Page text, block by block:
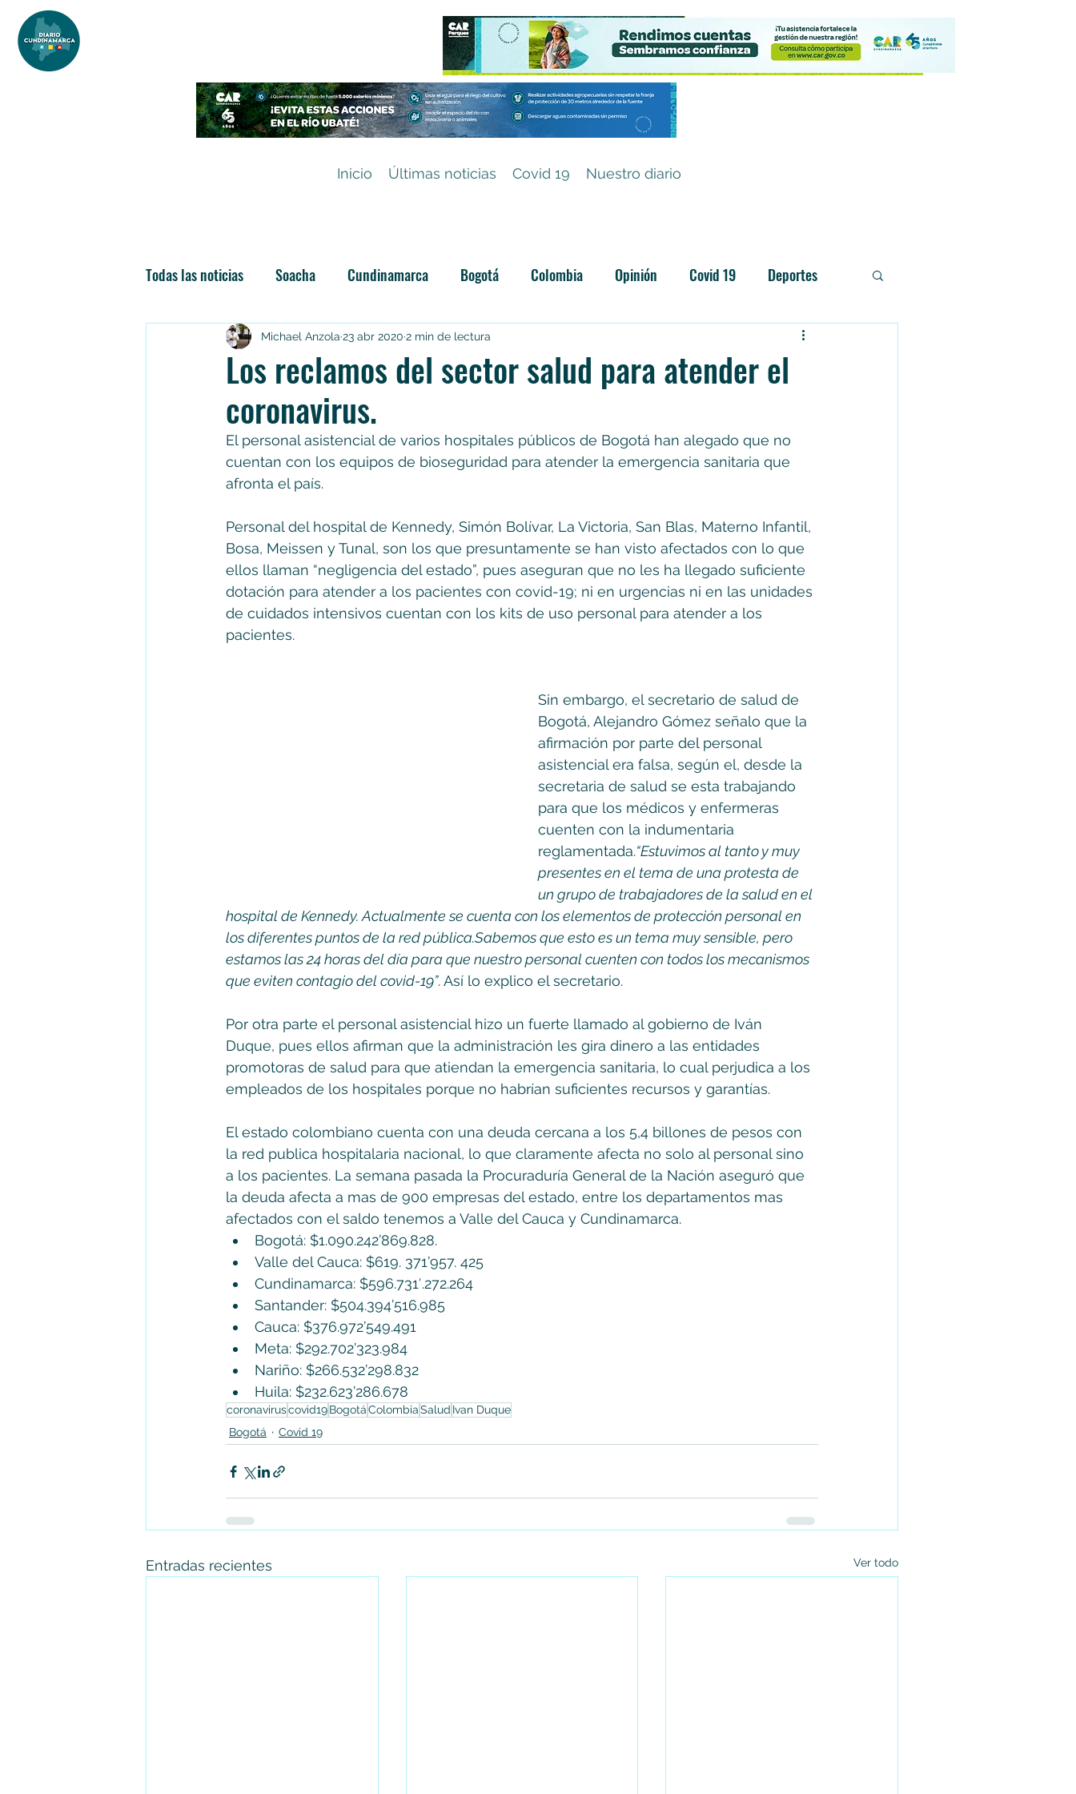
Inicio Últimas noticias Covid 19 Nuestro diario
Todas las noticias Soacha Cundinamarca Bogotá Colombia Opinión Covid 19 Deportes
Las nuevas soachunidades Categoría sin título
Los reclamos del sector salud para atender el
coronavirus.
Michael Anzola 23 abr 2020 2 min de lectura
El personal asistencial de varios hospitales públicos de Bogotá han alegado que no
cuentan con los equipos de bioseguridad para atender la emergencia sanitaria que
afronta el país.
Personal del hospital de Kennedy, Simón Bolívar, La Victoria, San Blas, Materno Infantil,
Bosa, Meissen y Tunal, son los que presuntamente se han visto afectados con lo que
ellos llaman “negligencia del estado”, pues aseguran que no les ha llegado suficiente
dotación para atender a los pacientes con covid-19; ni en urgencias ni en las unidades
de cuidados intensivos cuentan con los kits de uso personal para atender a los
pacientes.
Sin embargo, el secretario de salud de
Bogotá, Alejandro Gómez señalo que la
afirmación por parte del personal
asistencial era falsa, según el, desde la
secretaria de salud se esta trabajando
para que los médicos y enfermeras
cuenten con la indumentaria
reglamentada.“Estuvimos al tanto y muy
presentes en el tema de una protesta de
un grupo de trabajadores de la salud en el
hospital de Kennedy. Actualmente se cuenta con los elementos de protección personal en
los diferentes puntos de la red pública.Sabemos que esto es un tema muy sensible, pero
estamos las 24 horas del día para que nuestro personal cuenten con todos los mecanismos
que eviten contagio del covid-19”. Así lo explico el secretario.
Por otra parte el personal asistencial hizo un fuerte llamado al gobierno de Iván
Duque, pues ellos afirman que la administración les gira dinero a las entidades
promotoras de salud para que atiendan la emergencia sanitaria, lo cual perjudica a los
empleados de los hospitales porque no habrían suficientes recursos y garantías.
El estado colombiano cuenta con una deuda cercana a los 5,4 billones de pesos con
la red publica hospitalaria nacional, lo que claramente afecta no solo al personal sino
a los pacientes. La semana pasada la Procuraduría General de la Nación aseguró que
la deuda afecta a mas de 900 empresas del estado, entre los departamentos mas
afectados con el saldo tenemos a Valle del Cauca y Cundinamarca.
Bogotá: $1.090.242’869.828.
Valle del Cauca: $619. 371’957. 425
Cundinamarca: $596.731′.272.264
Santander: $504.394’516.985
Cauca: $376.972’549.491
Meta: $292.702’323.984
Nariño: $266.532’298.832
Huila: $232.623’286.678
coronaviruscovid19BogotáColombiaSalud Ivan Duque
Bogotá
Covid 19
Entradas recientes Ver todo